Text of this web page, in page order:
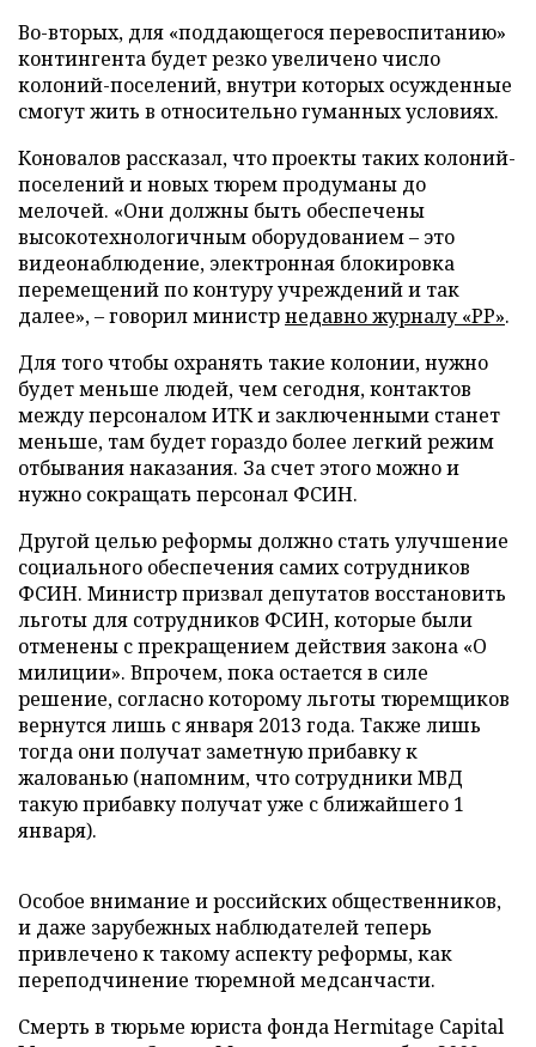
Во-вторых, для «поддающегося перевоспитанию»
контингента будет резко увеличено число
колоний-поселений, внутри которых осужденные
смогут жить в относительно гуманных условиях.
Коновалов рассказал, что проекты таких колоний-
поселений и новых тюрем продуманы до
мелочей. «Они должны быть обеспечены
высокотехнологичным оборудованием – это
видеонаблюдение, электронная блокировка
перемещений по контуру учреждений и так
далее», – говорил министрнедавно журналу «РР».
Для того чтобы охранять такие колонии, нужно
будет меньше людей, чем сегодня, контактов
между персоналом ИТК и заключенными станет
меньше, там будет гораздо более легкий режим
отбывания наказания. За счет этого можно и
нужно сокращать персонал ФСИН.
Другой целью реформы должно стать улучшение
социального обеспечения самих сотрудников
ФСИН. Министр призвал депутатов восстановить
льготы для сотрудников ФСИН, которые были
отменены с прекращением действия закона «О
милиции». Впрочем, пока остается в силе
решение, согласно которому льготы тюремщиков
вернутся лишь с января 2013 года. Также лишь
тогда они получат заметную прибавку к
жалованью (напомним, что сотрудники МВД
такую прибавку получат уже с ближайшего 1
января).
Особое внимание и российских общественников,
и даже зарубежных наблюдателей теперь
привлечено к такому аспекту реформы, как
переподчинение тюремной медсанчасти.
Смерть в тюрьме юриста фонда Hermitage Capital